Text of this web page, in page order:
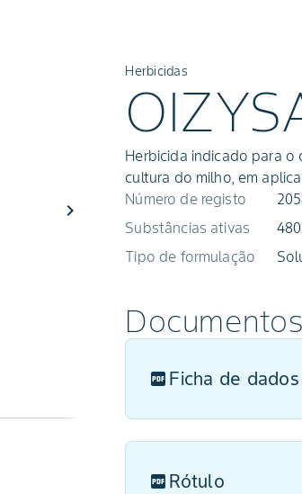
chevron_right
Herbicidas
Herbicida indicado para o
cultura do milho, em
Número de registo
Substâncias ativas
Tipo de formulação
Documentos
Ficha de
Rótulo